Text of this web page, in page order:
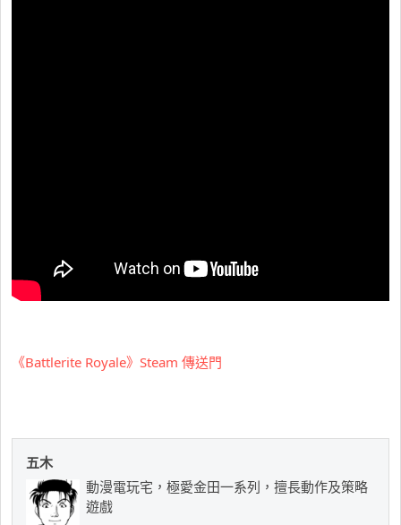
《Battlerite Royale》Steam 傳送門
五木
動漫電玩宅，極愛金田一系列，擅長動作及策略
遊戲